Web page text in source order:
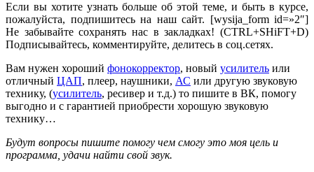
Если вы хотите узнать больше об этой теме, и быть в курсе,
пожалуйста, подпишитесь на наш сайт. [wysija_form id=»2″]
Не забывайте сохранять нас в закладках! (CTRL+SHiFT+D)
Подписывайтесь, комментируйте, делитесь в соц.сетях.
Вам нужен хороший фонокорректор, новый усилитель или
отличный ЦАП, плеер, наушники, АС или другую звуковую
технику, (усилитель, ресивер и т.д.) то пишите в ВК, помогу
выгодно и с гарантией приобрести хорошую звуковую
технику…
Будут вопросы пишите помогу чем смогу это моя цель и
программа, удачи найти свой звук.